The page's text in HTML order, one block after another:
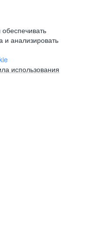
и анализировать
использования